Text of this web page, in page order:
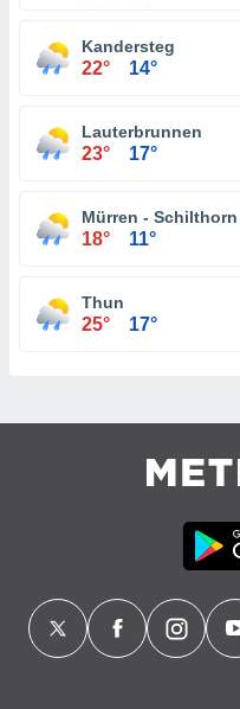
Kandersteg
22° 14°
Lauterbrunnen
23° 17°
Mürren - Schilthorn
18° 11°
Thun
25° 17°